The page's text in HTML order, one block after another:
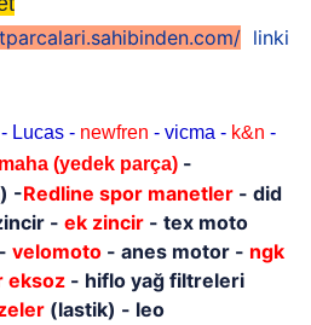
linki
- Lucas - newfren - vicma - k&n -
(yedek parça) -
-Redline spor manetler - did
- ek zincir - tex moto
velomoto - anes motor - ngk
eksoz - hiflo yağ filtreleri
(lastik) - leo